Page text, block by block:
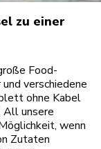
zu einer
Food-
verschiedene
ohne Kabel
All unsere
wenn
Zutaten